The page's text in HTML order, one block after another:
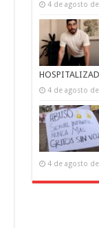
4 de agosto
4 de agosto
4 de agosto